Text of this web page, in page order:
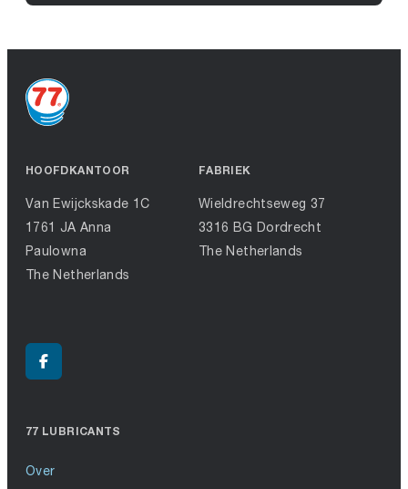
HOOFDKANTOOR
Van Ewijckskade 1C
1761 JA Anna
Paulowna
The Netherlands
FABRIEK
Wieldrechtseweg 37
3316 BG Dordrecht
The Netherlands
77 LUBRICANTS
Over